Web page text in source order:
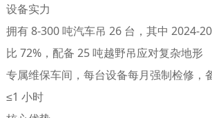
设备实力
拥有 8-300 吨汽车吊 26 台，其中 2024-
比 72%，配备 25 吨越野吊应对复杂地形
专属维保车间，每台设备每月强制检修，
≤1 小时